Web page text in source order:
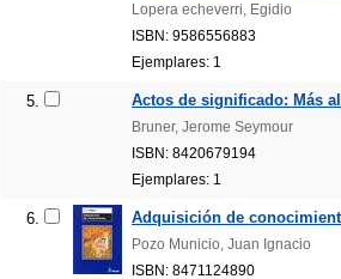
Lopera echeverri, Egidio
ISBN: 9586556883
Ejemplares: 1
5. Actos de significado: Más
Bruner, Jerome Seymour
ISBN: 8420679194
Ejemplares: 1
6. Adquisición de
Pozo Municio, Juan Ignacio
ISBN: 8471124890